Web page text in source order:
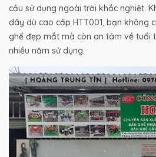
cầu sử dụng ngoài trời khắc nghiệt.
dây dù cao cấp HTT001, bạn không
ghế đẹp mắt mà còn an tâm về tuổi
nhiều năm sử dụng.